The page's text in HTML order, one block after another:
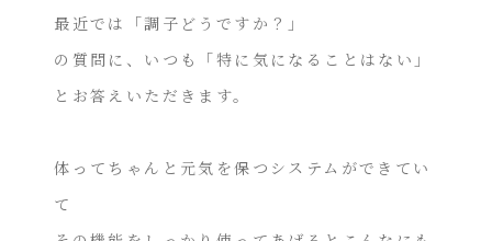
最近では「調子どうですか？」
の質問に、いつも「特に気になることはない」
とお答えいただきます。
体ってちゃんと元気を保つシステムができてい
て